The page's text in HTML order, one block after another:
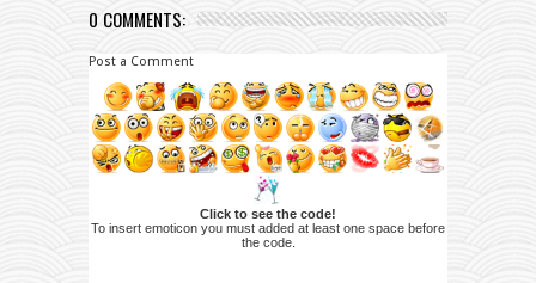
0 COMMENTS:
Post a Comment
Click to see the code!
To insert emoticon you must added at least one space before
the code.